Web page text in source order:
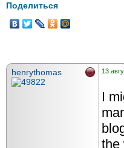
Поделиться
henrythomas 13
I
the